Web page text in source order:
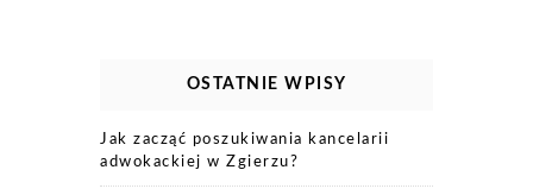
OSTATNIE WPISY
Jak zacząć poszukiwania kancelarii
adwokackiej w Zgierzu?